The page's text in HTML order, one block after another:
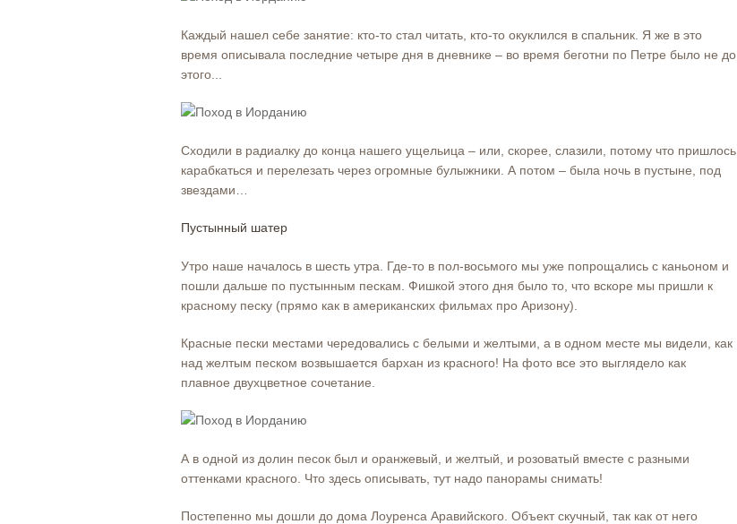
Каждый нашел себе занятие: кто-то стал читать, кто-то окуклился в спальник. Я же в это
время описывала последние четыре дня в дневнике – во время беготни по Петре было не до
этого...
Сходили в радиалку до конца нашего ущельица – или, скорее, слазили, потому что пришлось
карабкаться и перелезать через огромные булыжники. А потом – была ночь в пустыне, под
звездами…
Пустынный шатер
Утро наше началось в шесть утра. Где-то в пол-восьмого мы уже попрощались с каньоном и
пошли дальше по пустынным пескам. Фишкой этого дня было то, что вскоре мы пришли к
красному песку (прямо как в американских фильмах про Аризону).
Красные пески местами чередовались с белыми и желтыми, а в одном месте мы видели, как
над желтым песком возвышается бархан из красного! На фото все это выглядело как
плавное двухцветное сочетание.
А в одной из долин песок был и оранжевый, и желтый, и розоватый вместе с разными
оттенками красного. Что здесь описывать, тут надо панорамы снимать!
Постепенно мы дошли до дома Лоуренса Аравийского. Объект скучный, так как от него